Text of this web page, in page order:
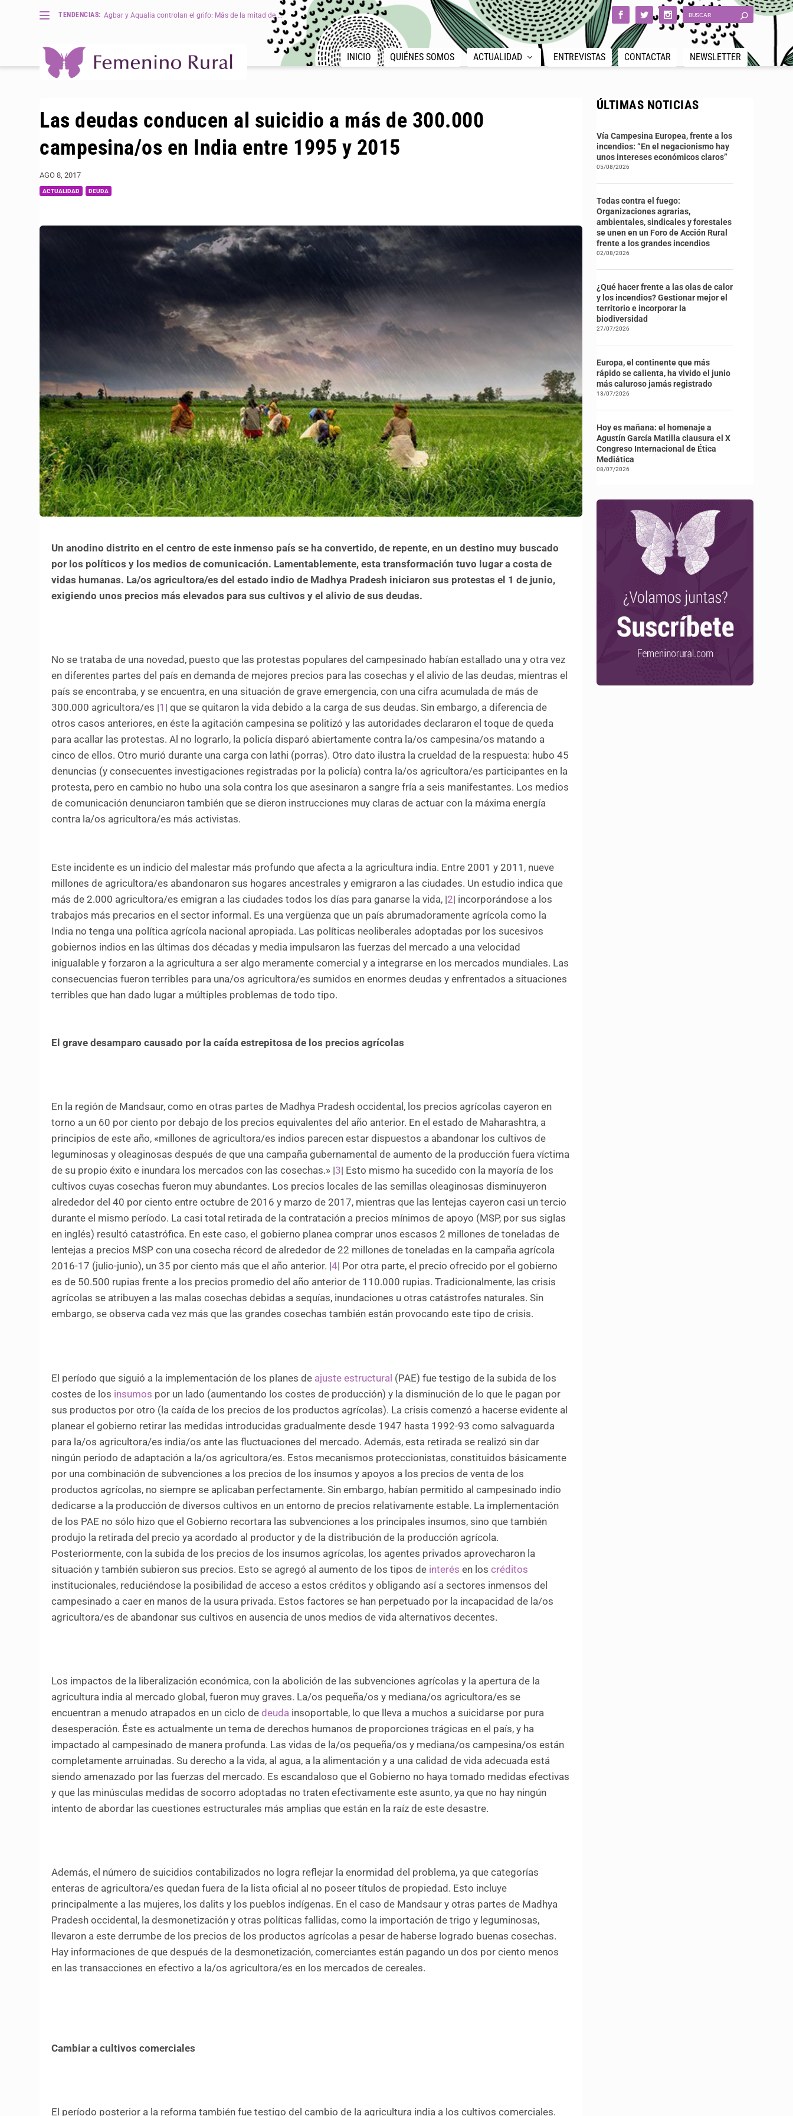
TENDENCIAS: Agbar y Aqualia controlan el grifo: Más de la mitad de ...
INICIO QUIÉNES SOMOS ACTUALIDAD ENTREVISTAS CONTACTAR NEWSLETTER
Las deudas conducen al suicidio a más de 300.000
campesina/os en India entre 1995 y 2015
AGO 8, 2017
ACTUALIDAD DEUDA
Un anodino distrito en el centro de este inmenso país se ha convertido, de repente, en un destino muy buscado
por los políticos y los medios de comunicación. Lamentablemente, esta transformación tuvo lugar a costa de
vidas humanas. La/os agricultora/es del estado indio de Madhya Pradesh iniciaron sus protestas el 1 de junio,
exigiendo unos precios más elevados para sus cultivos y el alivio de sus deudas.
No se trataba de una novedad, puesto que las protestas populares del campesinado habían estallado una y otra vez
en diferentes partes del país en demanda de mejores precios para las cosechas y el alivio de las deudas, mientras el
país se encontraba, y se encuentra, en una situación de grave emergencia, con una cifra acumulada de más de
300.000 agricultora/es |1 | que se quitaron la vida debido a la carga de sus deudas. Sin embargo, a diferencia de
otros casos anteriores, en éste la agitación campesina se politizó y las autoridades declararon el toque de queda
para acallar las protestas. Al no lograrlo, la policía disparó abiertamente contra la/os campesina/os matando a
cinco de ellos. Otro murió durante una carga con lathi (porras). Otro dato ilustra la crueldad de la respuesta: hubo 45
denuncias (y consecuentes investigaciones registradas por la policía) contra la/os agricultora/es participantes en la
protesta, pero en cambio no hubo una sola contra los que asesinaron a sangre fría a seis manifestantes. Los medios
de comunicación denunciaron también que se dieron instrucciones muy claras de actuar con la máxima energía
contra la/os agricultora/es más activistas.
Este incidente es un indicio del malestar más profundo que afecta a la agricultura india. Entre 2001 y 2011, nueve
millones de agricultora/es abandonaron sus hogares ancestrales y emigraron a las ciudades. Un estudio indica que
más de 2.000 agricultora/es emigran a las ciudades todos los días para ganarse la vida, |2| incorporándose a los
trabajos más precarios en el sector informal. Es una vergüenza que un país abrumadoramente agrícola como la
India no tenga una política agrícola nacional apropiada. Las políticas neoliberales adoptadas por los sucesivos
gobiernos indios en las últimas dos décadas y media impulsaron las fuerzas del mercado a una velocidad
inigualable y forzaron a la agricultura a ser algo meramente comercial y a integrarse en los mercados mundiales. Las
consecuencias fueron terribles para una/os agricultora/es sumidos en enormes deudas y enfrentados a situaciones
terribles que han dado lugar a múltiples problemas de todo tipo.
El grave desamparo causado por la caída estrepitosa de los precios agrícolas
En la región de Mandsaur, como en otras partes de Madhya Pradesh occidental, los precios agrícolas cayeron en
torno a un 60 por ciento por debajo de los precios equivalentes del año anterior. En el estado de Maharashtra, a
principios de este año, «millones de agricultora/es indios parecen estar dispuestos a abandonar los cultivos de
leguminosas y oleaginosas después de que una campaña gubernamental de aumento de la producción fuera víctima
de su propio éxito e inundara los mercados con las cosechas.» |3| Esto mismo ha sucedido con la mayoría de los
cultivos cuyas cosechas fueron muy abundantes. Los precios locales de las semillas oleaginosas disminuyeron
alrededor del 40 por ciento entre octubre de 2016 y marzo de 2017, mientras que las lentejas cayeron casi un tercio
durante el mismo período. La casi total retirada de la contratación a precios mínimos de apoyo (MSP, por sus siglas
en inglés) resultó catastrófica. En este caso, el gobierno planea comprar unos escasos 2 millones de toneladas de
lentejas a precios MSP con una cosecha récord de alrededor de 22 millones de toneladas en la campaña agrícola
2016-17 (julio-junio), un 35 por ciento más que el año anterior. |4| Por otra parte, el precio ofrecido por el gobierno
es de 50.500 rupias frente a los precios promedio del año anterior de 110.000 rupias. Tradicionalmente, las crisis
agrícolas se atribuyen a las malas cosechas debidas a sequías, inundaciones u otras catástrofes naturales. Sin
embargo, se observa cada vez más que las grandes cosechas también están provocando este tipo de crisis.
El período que siguió a la implementación de los planes de ajuste estructural (PAE) fue testigo de la subida de los
costes de los insumos por un lado (aumentando los costes de producción) y la disminución de lo que le pagan por
sus productos por otro (la caída de los precios de los productos agrícolas). La crisis comenzó a hacerse evidente al
planear el gobierno retirar las medidas introducidas gradualmente desde 1947 hasta 1992-93 como salvaguarda
para la/os agricultora/es india/os ante las fluctuaciones del mercado. Además, esta retirada se realizó sin dar
ningún periodo de adaptación a la/os agricultora/es. Estos mecanismos proteccionistas, constituidos básicamente
por una combinación de subvenciones a los precios de los insumos y apoyos a los precios de venta de los
productos agrícolas, no siempre se aplicaban perfectamente. Sin embargo, habían permitido al campesinado indio
dedicarse a la producción de diversos cultivos en un entorno de precios relativamente estable. La implementación
de los PAE no sólo hizo que el Gobierno recortara las subvenciones a los principales insumos, sino que también
produjo la retirada del precio ya acordado al productor y de la distribución de la producción agrícola.
Posteriormente, con la subida de los precios de los insumos agrícolas, los agentes privados aprovecharon la
situación y también subieron sus precios. Esto se agregó al aumento de los tipos de interés en loscréditos
institucionales, reduciéndose la posibilidad de acceso a estos créditos y obligando así a sectores inmensos del
campesinado a caer en manos de la usura privada. Estos factores se han perpetuado por la incapacidad de la/os
agricultora/es de abandonar sus cultivos en ausencia de unos medios de vida alternativos decentes.
Los impactos de la liberalización económica, con la abolición de las subvenciones agrícolas y la apertura de la
agricultura india al mercado global, fueron muy graves. La/os pequeña/os y mediana/os agricultora/es se
encuentran a menudo atrapados en un ciclo dedeuda insoportable, lo que lleva a muchos a suicidarse por pura
desesperación. Éste es actualmente un tema de derechos humanos de proporciones trágicas en el país, y ha
impactado al campesinado de manera profunda. Las vidas de la/os pequeña/os y mediana/os campesina/os están
completamente arruinadas. Su derecho a la vida, al agua, a la alimentación y a una calidad de vida adecuada está
siendo amenazado por las fuerzas del mercado. Es escandaloso que el Gobierno no haya tomado medidas efectivas
y que las minúsculas medidas de socorro adoptadas no traten efectivamente este asunto, ya que no hay ningún
intento de abordar las cuestiones estructurales más amplias que están en la raíz de este desastre.
Además, el número de suicidios contabilizados no logra reflejar la enormidad del problema, ya que categorías
enteras de agricultora/es quedan fuera de la lista oficial al no poseer títulos de propiedad. Esto incluye
principalmente a las mujeres, losdalits y los pueblos indígenas. En el caso de Mandsaur y otras partes de Madhya
Pradesh occidental, la desmonetización y otras políticas fallidas, como la importación de trigo y leguminosas,
llevaron a este derrumbe de los precios de los productos agrícolas a pesar de haberse logrado buenas cosechas.
Hay informaciones de que después de la desmonetización, comerciantes están pagando un dos por ciento menos
en las transacciones en efectivo a la/os agricultora/es en los mercados de cereales.
Cambiar a cultivos comerciales
El período posterior a la reforma también fue testigo del cambio de la agricultura india a los cultivos comerciales.
ÚLTIMAS NOTICIAS
Vía Campesina Europea, frente a los
incendios: “En el negacionismo hay
unos intereses económicos claros”
05/08/2026
Todas contra el fuego:
Organizaciones agrarias,
ambientales, sindicales y forestales
se unen en un Foro de Acción Rural
frente a los grandes incendios
02/08/2026
¿Qué hacer frente a las olas de calor
y los incendios? Gestionar mejor el
territorio e incorporar la
biodiversidad
27/07/2026
Europa, el continente que más
rápido se calienta, ha vivido el junio
más caluroso jamás registrado
13/07/2026
Hoy es mañana: el homenaje a
Agustín García Matilla clausura el X
Congreso Internacional de Ética
Mediática
08/07/2026